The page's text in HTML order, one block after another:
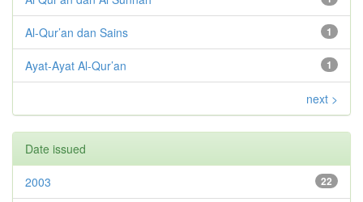
1
Al-Qur’an dan Sains
1
Ayat-Ayat Al-Qur’an
next >
Date issued
22
2003